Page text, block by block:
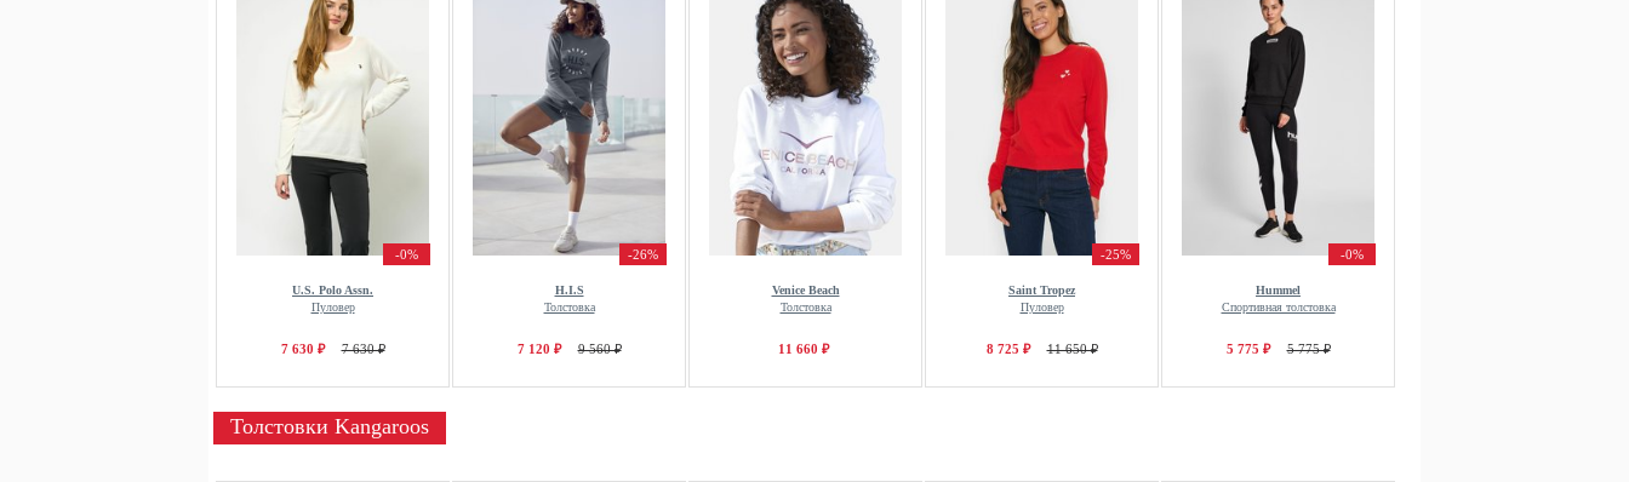
-0%
U.S. Polo Assn.
Пуловер
7 630 ₽ 7 630 ₽
-26%
H.I.S
Толстовка
7 120 ₽ 9 560 ₽
Venice Beach
Толстовка
11 660 ₽
-25%
Saint Tropez
Пуловер
8 725 ₽ 11 650 ₽
-0%
Hummel
Спортивная толстовка
5 775 ₽ 5 775 ₽
Толстовки Kangaroos